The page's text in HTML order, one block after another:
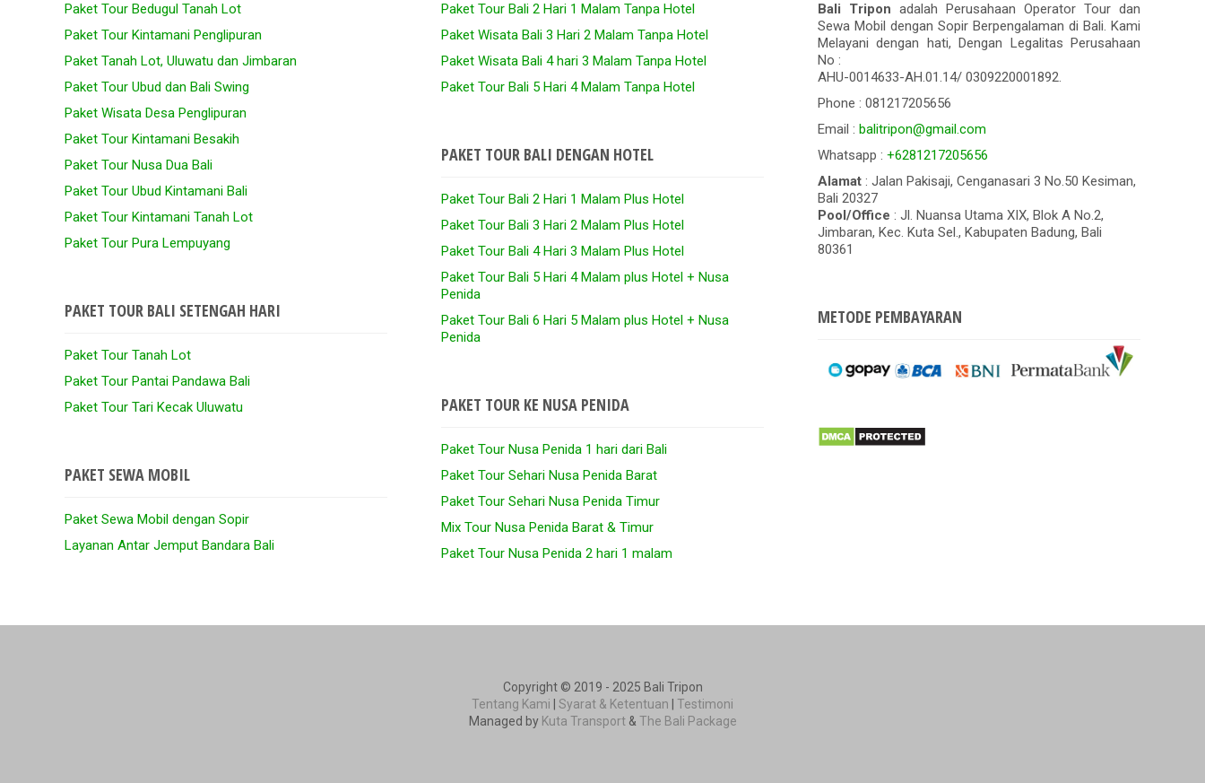
Paket Tour Bedugul Tanah Lot
Paket Tour Kintamani Penglipuran
Paket Tanah Lot, Uluwatu dan Jimbaran
Paket Tour Ubud dan Bali Swing
Paket Wisata Desa Penglipuran
Paket Tour Kintamani Besakih
Paket Tour Nusa Dua Bali
Paket Tour Ubud Kintamani Bali
Paket Tour Kintamani Tanah Lot
Paket Tour Pura Lempuyang
PAKET TOUR BALI SETENGAH HARI
Paket Tour Tanah Lot
Paket Tour Pantai Pandawa Bali
Paket Tour Tari Kecak Uluwatu
PAKET SEWA MOBIL
Paket Sewa Mobil dengan Sopir
Layanan Antar Jemput Bandara Bali
Paket Tour Bali 2 Hari 1 Malam Tanpa Hotel
Paket Wisata Bali 3 Hari 2 Malam Tanpa Hotel
Paket Wisata Bali 4 hari 3 Malam Tanpa Hotel
Paket Tour Bali 5 Hari 4 Malam Tanpa Hotel
PAKET TOUR BALI DENGAN HOTEL
Paket Tour Bali 2 Hari 1 Malam Plus Hotel
Paket Tour Bali 3 Hari 2 Malam Plus Hotel
Paket Tour Bali 4 Hari 3 Malam Plus Hotel
Paket Tour Bali 5 Hari 4 Malam plus Hotel + Nusa
Penida
Paket Tour Bali 6 Hari 5 Malam plus Hotel + Nusa
Penida
PAKET TOUR KE NUSA PENIDA
Paket Tour Nusa Penida 1 hari dari Bali
Paket Tour Sehari Nusa Penida Barat
Paket Tour Sehari Nusa Penida Timur
Mix Tour Nusa Penida Barat & Timur
Paket Tour Nusa Penida 2 hari 1 malam
Bali Tripon adalah Perusahaan Operator Tour dan
Sewa Mobil dengan Sopir Berpengalaman di Bali. Kami
Melayani dengan hati, Dengan Legalitas Perusahaan
No :
AHU-0014633-AH.01.14/ 0309220001892.
Phone : 081217205656
Email : balitripon@gmail.com
Whatsapp : +6281217205656
Alamat: Jalan Pakisaji, Cenganasari 3 No.50 Kesiman,
Bali 20327
Pool/Office : Jl. Nuansa Utama XIX, Blok A No.2,
Jimbaran, Kec. Kuta Sel., Kabupaten Badung, Bali
80361
METODE PEMBAYARAN
Copyright © 2019 - 2025 Bali Tripon
Tentang Kami
Syarat & Ketentuan
Testimoni
Managed by Kuta Transport&The Bali Package